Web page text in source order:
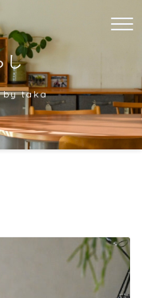
し
by taka